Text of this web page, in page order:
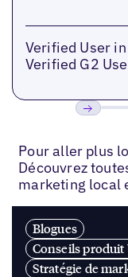
Verified User
Verified G2
Pour aller plus
Découvrez
marketing local
Blogues
Conseils produit
Stratégie de